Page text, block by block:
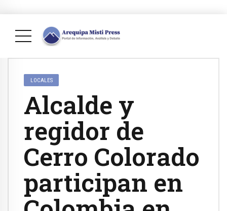
LOCALES
Alcalde y
regidor de
Cerro Colorado
participan en